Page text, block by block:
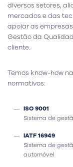
diversos setores,
mercados e das
apoiar as
Gestão da
cliente.
Temos know-how
normativos:
ISO 9001
Sistema de
IATF 16949
Sistema de
automóvel